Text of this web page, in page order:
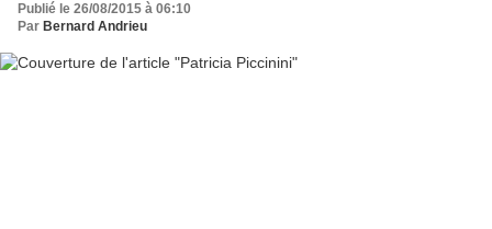
Publié le 26/08/2015 à 06:10
Par Bernard Andrieu